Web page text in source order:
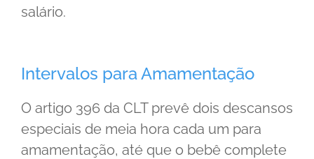
salário.
Intervalos para Amamentação
O artigo 396 da CLT prevê dois descansos
especiais de meia hora cada um para
amamentação, até que o bebê complete